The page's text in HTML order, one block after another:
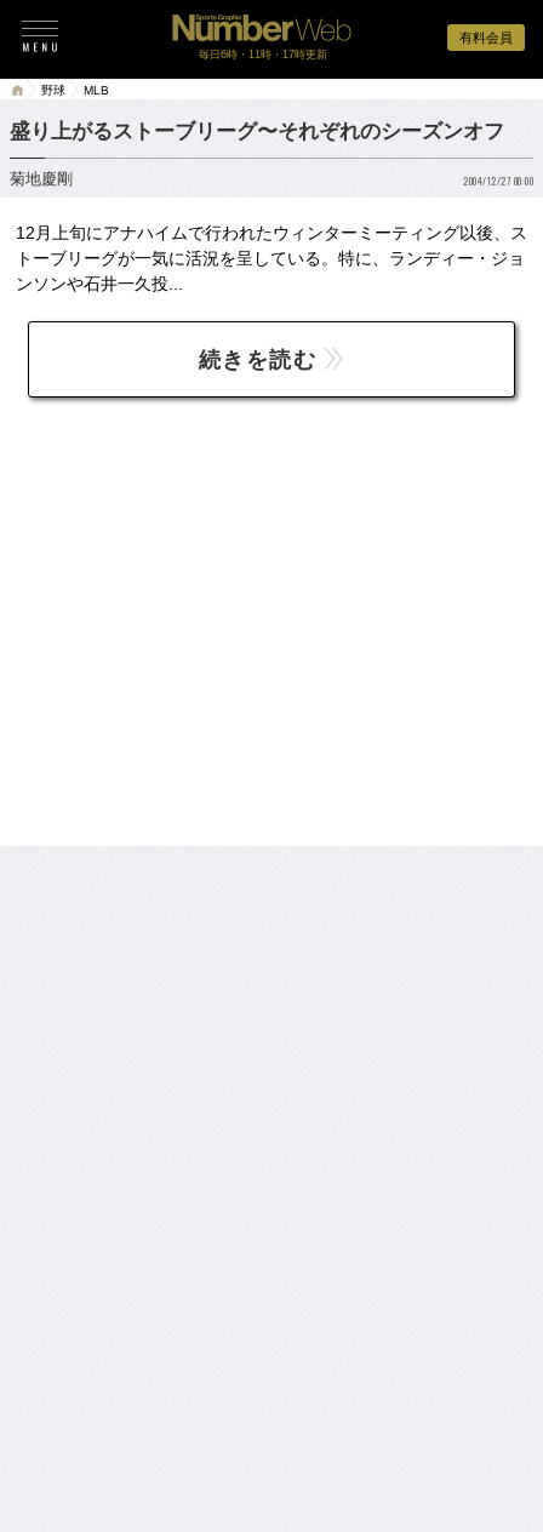
有料会員
毎日6時・11時・17時更新
野球 MLB
盛り上がるストーブリーグ〜それぞれのシーズンオフ
菊地慶剛 2004/12/27 00:00
12月上旬にアナハイムで行われたウィンターミーティング以後、ス
トーブリーグが一気に活況を呈している。特に、ランディー・ジョ
ンソンや石井一久投...
続きを読む